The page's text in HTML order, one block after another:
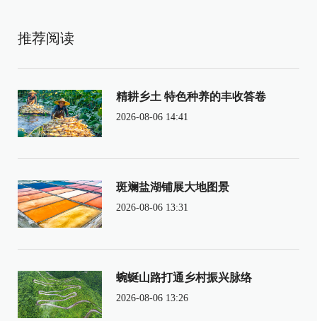
推荐阅读
精耕乡土 特色种养的丰收答卷
2026-08-06 14:41
斑斓盐湖铺展大地图景
2026-08-06 13:31
蜿蜒山路打通乡村振兴脉络
2026-08-06 13:26